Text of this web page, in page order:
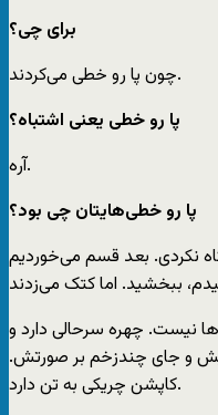
‌‌برای چی؟
چون پا رو خطی می‌کردند.
‌پا رو خطی یعنی اشتباه؟
آره.
‌پا رو خطی‌هایتان چی بود؟
نکردی. بعد قسم می‌خوردیم
نیست. چهره سرحالی دارد و
و جای چندزخم بر صورتش.
کاپشن چریکی به تن دارد.